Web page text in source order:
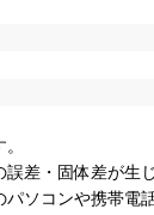
差・固体差が生
ソコンや携帯電